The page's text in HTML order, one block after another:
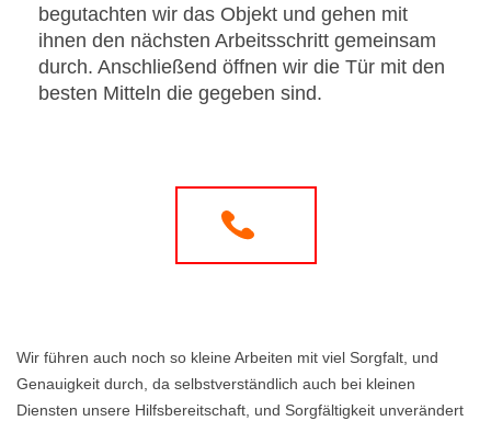
begutachten wir das Objekt und gehen mit
ihnen den nächsten Arbeitsschritt gemeinsam
durch. Anschließend öffnen wir die Tür mit den
besten Mitteln die gegeben sind.
Wir führen auch noch so kleine Arbeiten mit viel Sorgfalt, und
Genauigkeit durch, da selbstverständlich auch bei kleinen
Diensten unsere Hilfsbereitschaft, und Sorgfältigkeit unverändert